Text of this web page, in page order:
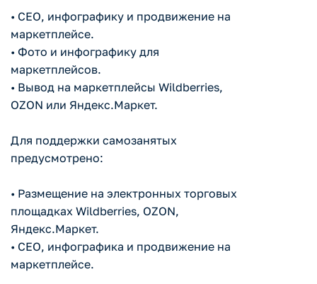
• CEO, инфографику и продвижение на
маркетплейсе.
• Фото и инфографику для
маркетплейсов.
• Вывод на маркетплейсы Wildberries,
OZON или Яндекс.Маркет.
Для поддержки самозанятых
предусмотрено:
• Размещение на электронных торговых
площадках Wildberries, OZON,
Яндекс.Маркет.
• CEO, инфографика и продвижение на
маркетплейсе.